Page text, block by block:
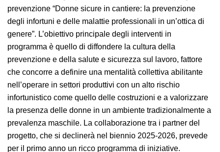
giorni scorsi una sinergia per realizzare un innovativo
progetto di prevenzione “Donne sicure in cantiere: la
prevenzione degli infortuni e delle malattie
professionali in un’ottica di genere”. L’obiettivo
principale degli interventi in programma è quello di
diffondere la cultura della prevenzione e della salute e
sicurezza sul lavoro, fattore che concorre a definire
una mentalità collettiva abilitante nell’operare in
settori produttivi con un alto rischio infortunistico
come quello delle costruzioni e a valorizzare la
presenza delle donne in un ambiente tradizionalmente
a prevalenza maschile. La collaborazione tra i partner